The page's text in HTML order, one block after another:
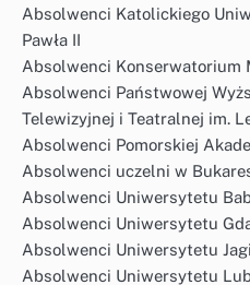
Absolwenci Katolickiego
Pawła II
Absolwenci Konserwatorium
Absolwenci Państwowej
Telewizyjnej i Teatralnej im.
Absolwenci Pomorskiej
Absolwenci uczelni w
Absolwenci Uniwersytetu
Absolwenci Uniwersytetu
Absolwenci Uniwersytetu
Absolwenci Uniwersytetu